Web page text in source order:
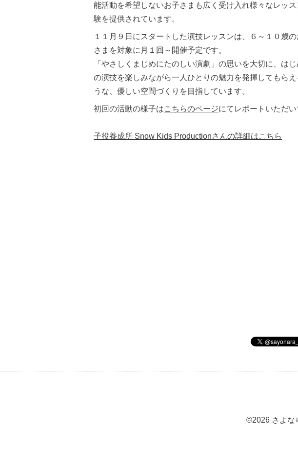
能活動を希望しないお子さまも広く受け入れ様々なレッ
験を提供されています。
１１月９日にスタートした演技レッスンは、６～１０歳の
さまを対象に月１回～開催予定です。
「やさしくまじめにたのしい演劇」の思いを大切に、はじ
の演技を楽しみながら一人ひとりの魅力を発揮してもらえ
うな、優しい空間づくりを目指しています。
初回の活動の様子はこちらのページにてレポートいただ
子役養成所 Snow Kids Productionさんの詳細はこちら
©2026 さよな